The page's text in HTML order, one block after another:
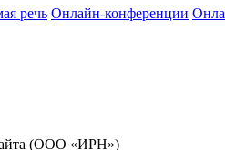
речь Онлайн-конференции
сайта (ООО «ИРН»)